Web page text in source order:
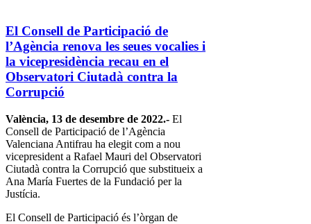
El Consell de Participació de
l’Agència renova les seues vocalies i
la vicepresidència recau en el
Observatori Ciutadà contra la
Corrupció
València, 13 de desembre de 2022.- El
Consell de Participació de l’Agència
Valenciana Antifrau ha elegit com a nou
vicepresident a Rafael Mauri del Observatori
Ciutadà contra la Corrupció que substitueix a
Ana María Fuertes de la Fundació per la
Justícia.
El Consell de Participació és l’òrgan de